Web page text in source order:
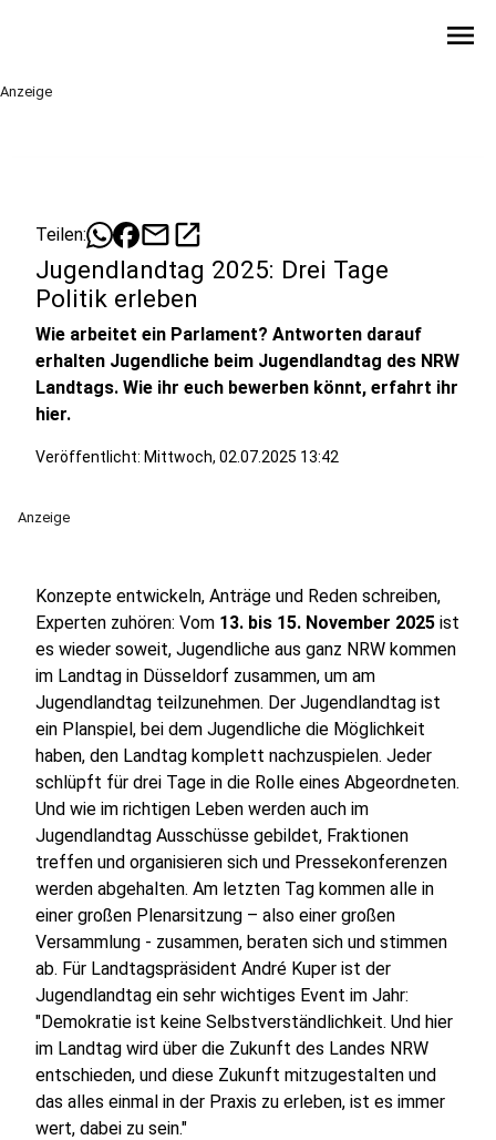
menu
Anzeige
Teilen: mailopen_in_new
Jugendlandtag 2025: Drei Tage
Politik erleben
Wie arbeitet ein Parlament? Antworten darauf
erhalten Jugendliche beim Jugendlandtag des NRW
Landtags. Wie ihr euch bewerben könnt, erfahrt ihr
hier.
Veröffentlicht: Mittwoch, 02.07.2025 13:42
Anzeige
Konzepte entwickeln, Anträge und Reden schreiben,
Experten zuhören: Vom 13. bis 15. November 2025 ist
es wieder soweit, Jugendliche aus ganz NRW kommen
im Landtag in Düsseldorf zusammen, um am
Jugendlandtag teilzunehmen. Der Jugendlandtag ist
ein Planspiel, bei dem Jugendliche die Möglichkeit
haben, den Landtag komplett nachzuspielen. Jeder
schlüpft für drei Tage in die Rolle eines Abgeordneten.
Und wie im richtigen Leben werden auch im
Jugendlandtag Ausschüsse gebildet, Fraktionen
treffen und organisieren sich und Pressekonferenzen
werden abgehalten. Am letzten Tag kommen alle in
einer großen Plenarsitzung – also einer großen
Versammlung - zusammen, beraten sich und stimmen
ab. Für Landtagspräsident André Kuper ist der
Jugendlandtag ein sehr wichtiges Event im Jahr:
"Demokratie ist keine Selbstverständlichkeit. Und hier
im Landtag wird über die Zukunft des Landes NRW
entschieden, und diese Zukunft mitzugestalten und
das alles einmal in der Praxis zu erleben, ist es immer
wert, dabei zu sein."